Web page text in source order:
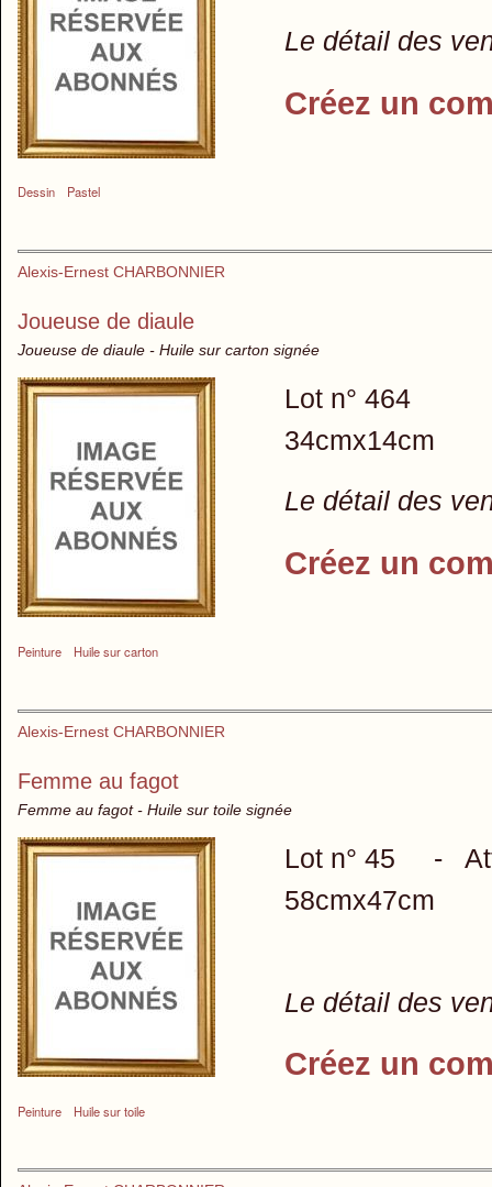
Dessin Pastel
Le détail des
Créez un
Alexis-Ernest CHARBONNIER
Joueuse de diaule
Joueuse de diaule - Huile sur carton signée
Peinture Huile sur carton
Lot n° 464
34cmx14cm
Le détail des
Créez un
Alexis-Ernest CHARBONNIER
Femme au fagot
Femme au fagot - Huile sur toile signée
Peinture Huile sur toile
Lot n° 45 -
58cmx47cm
Le détail des
Créez un